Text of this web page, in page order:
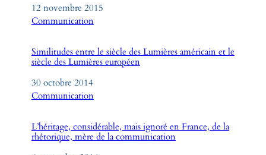
Date
12 novembre 2015
Par rapport à
Communication
Similitudes entre le siècle des Lumières américain et le
siècle des Lumières européen
Date
30 octobre 2014
Par rapport à
Communication
L’héritage, considérable, mais ignoré en France, de la
rhétorique, mère de la communication